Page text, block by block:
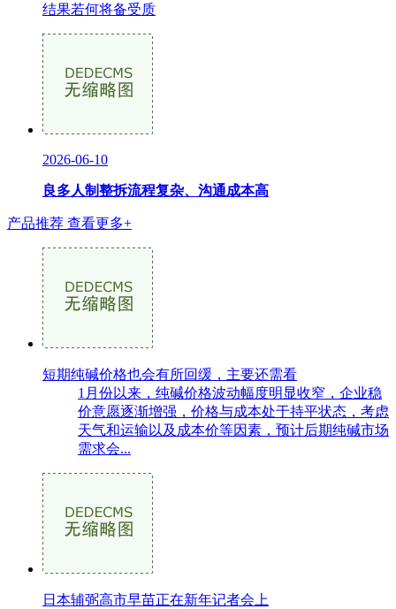
结果若何将备受质
2026-06-10
良多人制整拆流程复杂、沟通成本高
产品推荐 查看更多+
短期纯碱价格也会有所回缓，主要还需看
1月份以来，纯碱价格波动幅度明显收窄，企业稳
价意愿逐渐增强，价格与成本处于持平状态，考虑
天气和运输以及成本价等因素，预计后期纯碱市场
需求会...
日本辅弼高市早苗正在新年记者会上